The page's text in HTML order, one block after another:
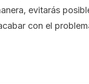
evitarás
con el